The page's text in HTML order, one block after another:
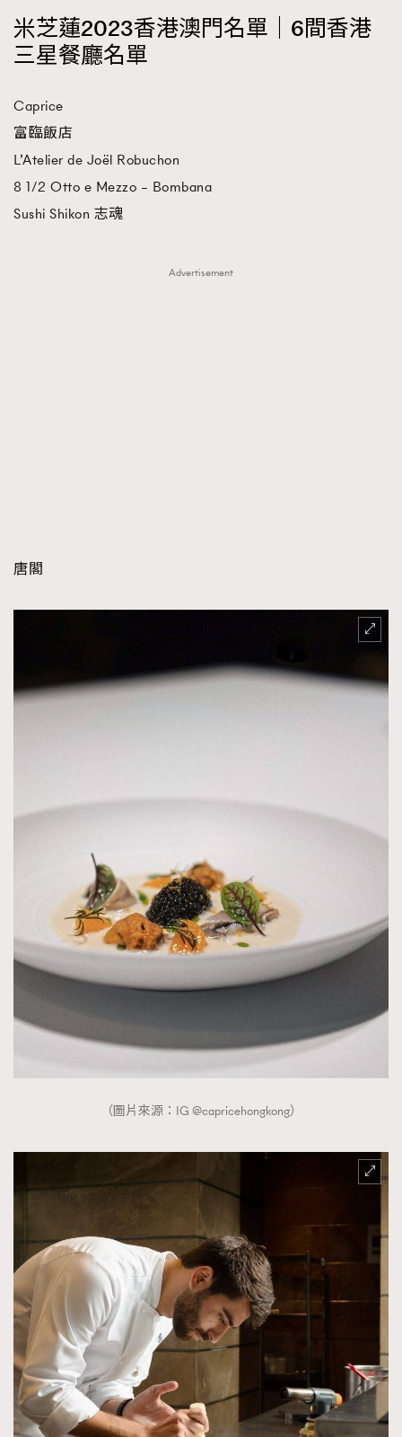
米芝蓮2023香港澳門名單｜6間香港
三星餐廳名單
Caprice
富臨飯店
L’Atelier de Joël Robuchon
8 1/2 Otto e Mezzo – Bombana
Sushi Shikon 志魂
Advertisement
唐閣
（圖片來源：IG @capricehongkong）